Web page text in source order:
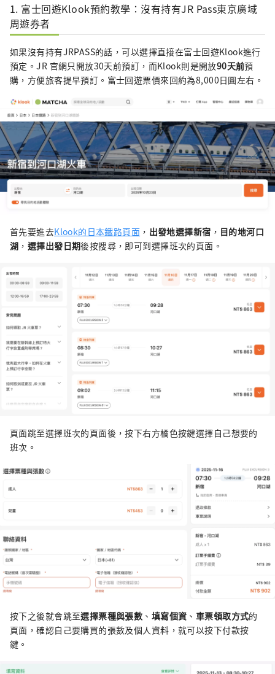
1. 富士回遊Klook預約教學：沒有持有JR Pass東京廣域
周遊券者
如果沒有持有JRPASS的話，可以選擇直接在富士回遊Klook進行
預定。JR 官網只開放30天前預訂，而Klook則是開放90天前預
購，方便旅客提早預訂。富士回遊票價來回約為8,000日圓左右。
首先要進去Klook的日本鐵路頁面 ， 出發地選擇新宿 ， 目的地河口
湖 ， 選擇出發日期後按搜尋，即可到選擇班次的頁面。
頁面跳至選擇班次的頁面後，按下右方橘色按鍵選擇自己想要的
班次。
按下之後就會跳至選擇票種與張數 、 填寫個資 、 車票領取方式的
頁面，確認自己要購買的張數及個人資料，就可以按下付款按
鍵。